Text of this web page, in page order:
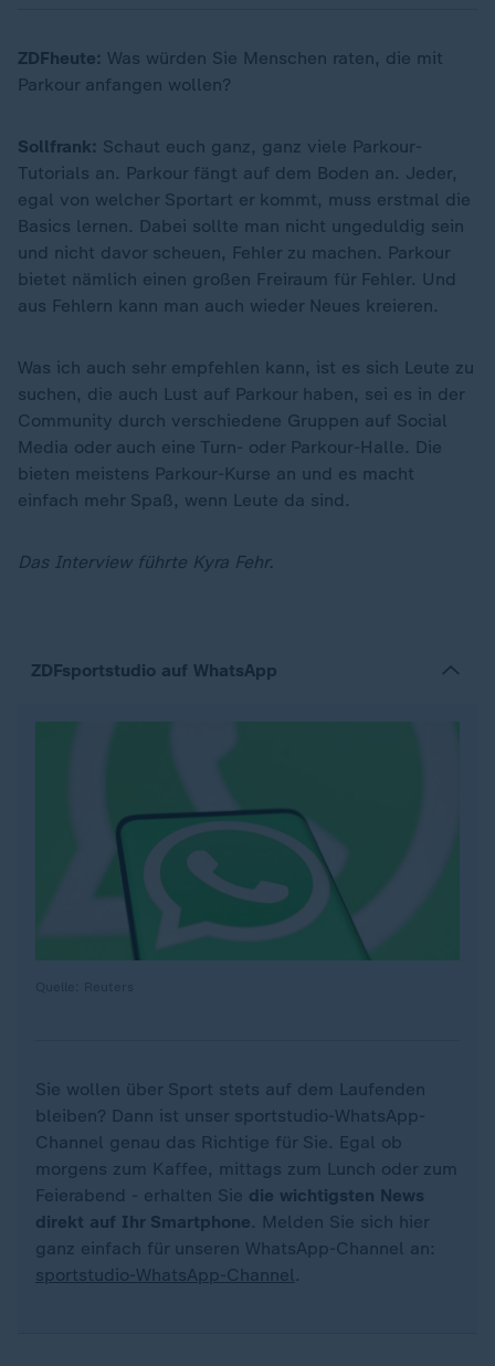
ZDFheute: Was würden Sie Menschen raten, die mit
Parkour anfangen wollen?
Sollfrank: Schaut euch ganz, ganz viele Parkour-
Tutorials an. Parkour fängt auf dem Boden an. Jeder,
egal von welcher Sportart er kommt, muss erstmal die
Basics lernen. Dabei sollte man nicht ungeduldig sein
und nicht davor scheuen, Fehler zu machen. Parkour
bietet nämlich einen großen Freiraum für Fehler. Und
aus Fehlern kann man auch wieder Neues kreieren.
Was ich auch sehr empfehlen kann, ist es sich Leute zu
suchen, die auch Lust auf Parkour haben, sei es in der
Community durch verschiedene Gruppen auf Social
Media oder auch eine Turn- oder Parkour-Halle. Die
bieten meistens Parkour-Kurse an und es macht
einfach mehr Spaß, wenn Leute da sind.
Das Interview führte Kyra Fehr.
ZDFsportstudio auf WhatsApp
Sie wollen über Sport stets auf dem Laufenden
bleiben? Dann ist unser sportstudio-WhatsApp-
Channel genau das Richtige für Sie. Egal ob
morgens zum Kaffee, mittags zum Lunch oder zum
Feierabend - erhalten Sie die wichtigsten News
direkt auf Ihr Smartphone. Melden Sie sich hier
ganz einfach für unseren WhatsApp-Channel an:
sportstudio-WhatsApp-Channel.